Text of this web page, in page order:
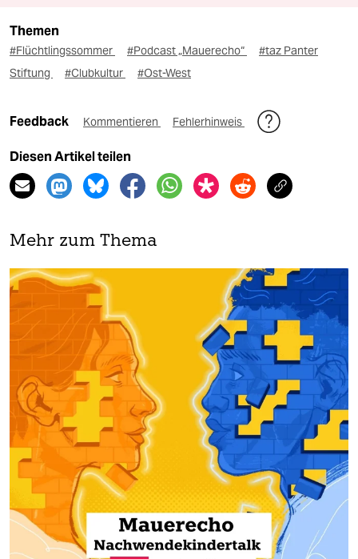
Themen
#Flüchtlingssommer #Podcast „Mauerecho“
#taz Panter
Stiftung
#Clubkultur #Ost-West
Feedback Kommentieren Fehlerhinweis
Diesen Artikel teilen
Mehr zum Thema